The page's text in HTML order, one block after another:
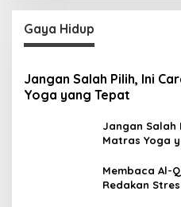
Gaya Hidup
Jangan Salah Pilih, Ini
Yoga yang Tepat
Jangan Salah
Matras Yoga
Membaca Al-
Redakan